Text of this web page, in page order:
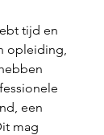
tijd en
opleiding,
een
mag